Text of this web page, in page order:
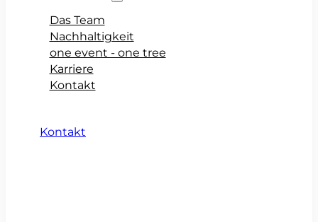
Das Team
Nachhaltigkeit
one event - one tree
Karriere
Kontakt
Kontakt